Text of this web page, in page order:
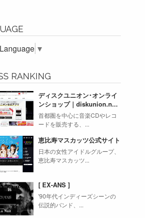
▼
RANKING
ディスクユニオン･オンライ
ンショップ｜diskunion.n...
首都圏を中心に音楽CDやレコ
ードを販売する、...
恵比寿マスカッツ公式サイト
日本の女性アイドルグループ、
恵比寿マスカッツ...
[ EX-ANS ]
'90年代インディーズシーンの
伝説的バンド、...